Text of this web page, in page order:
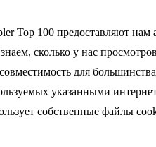
Top 100 предоставляют
сколько у нас
для
указанными
собственные файлы